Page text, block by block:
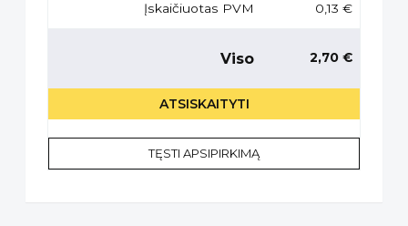
Įskaičiuotas PVM 0,13 €
Viso 2,70 €
ATSISKAITYTI
TĘSTI APSIPIRKIMĄ